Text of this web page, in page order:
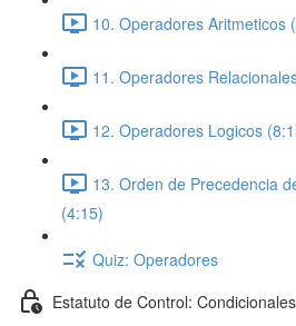
10. Operadores Aritmeticos
11. Operadores
12. Operadores Logicos
13. Orden de Precedencia
(4:15)
Quiz: Operadores
Estatuto de Control: Condicionales